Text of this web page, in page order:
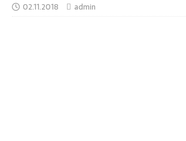
02.11.2018 admin